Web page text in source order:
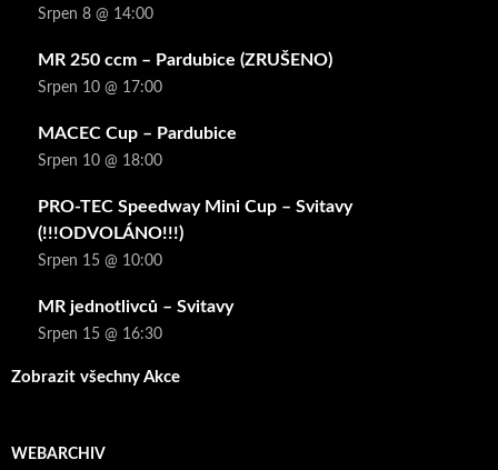
Srpen 8 @ 14:00
MR 250 ccm – Pardubice (ZRUŠENO)
Srpen 10 @ 17:00
MACEC Cup – Pardubice
Srpen 10 @ 18:00
PRO-TEC Speedway Mini Cup – Svitavy
(!!!ODVOLÁNO!!!)
Srpen 15 @ 10:00
MR jednotlivců – Svitavy
Srpen 15 @ 16:30
Zobrazit všechny Akce
WEBARCHIV